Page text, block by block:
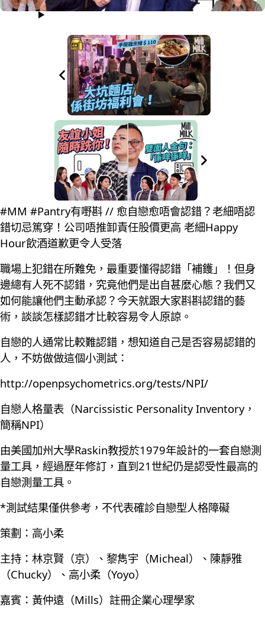
#MM #Pantry有嘢斟 // 愈自戀愈唔會認錯？老細唔認
錯切忌篤穿！公司唔推卸責任股價更高 老細Happy
Hour飲酒道歉更令人受落
職場上犯錯在所難免，最重要懂得認錯「補鑊」！但身
邊總有人死不認錯，究竟他們是出自甚麼心態？我們又
如何能讓他們主動承認？今天就跟大家斟斟認錯的藝
術，談談怎樣認錯才比較容易令人原諒。
自戀的人通常比較難認錯，想知道自己是否容易認錯的
人，不妨做做這個小測試：
http://openpsychometrics.org/tests/NPI/
自戀人格量表（Narcissistic Personality Inventory，
簡稱NPI）
由美國加州大學Raskin教授於1979年設計的一套自戀測
量工具，經過歷年修訂，直到21世紀仍是認受性最高的
自戀測量工具。
*測試結果僅供參考，不代表確診自戀型人格障礙
策劃：高小柔
主持：林京賢（京）、黎雋宇（Micheal）、陳靜雅
（Chucky）、高小柔（Yoyo）
嘉賓：黃仲遠（Mills）註冊企業心理學家